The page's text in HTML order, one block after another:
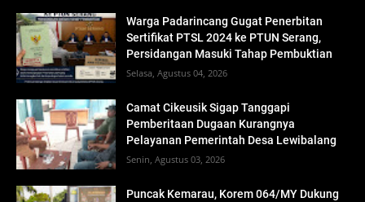
Warga Padarincang Gugat Penerbitan
Sertifikat PTSL 2024 ke PTUN Serang,
Persidangan Masuki Tahap Pembuktian
Selasa, Agustus 04, 2026
Camat Cikeusik Sigap Tanggapi
Pemberitaan Dugaan Kurangnya
Pelayanan Pemerintah Desa Lewibalang
Senin, Agustus 03, 2026
Puncak Kemarau, Korem 064/MY Dukung